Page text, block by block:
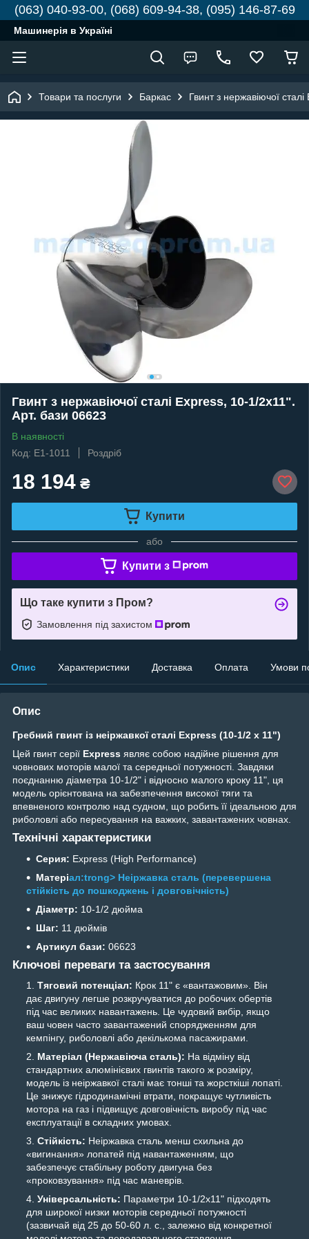
(063) 040-93-00, (068) 609-94-38, (095) 146-87-69
Машинерія в Україні
Товари та послуги Баркас Гвинт з нержавіючої
Гвинт з нержавіючої сталі Express, 10-1/2х11".
Арт. бази 06623
В наявності
Код: E1-1011
Роздріб
18 194 ₴
Купити
або
Купити з
Що таке купити з Пром?
Замовлення під захистом
Опис Характеристики Доставка Оплата Умови
Опис
Гребний гвинт із неіржавкої сталі Express (10-1/2 x 11")
Цей гвинт серії Express являє собою надійне рішення для
човнових моторів малої та середньої потужності. Завдяки
поєднанню діаметра 10-1/2" і відносно малого кроку 11", ця
модель орієнтована на забезпечення високої тяги та
впевненого контролю над судном, що робить її ідеальною для
риболовлі або пересування на важких, завантажених човнах.
Технічні характеристики
Серия: Express (High Performance)
Матеріал:trong> Неіржавка сталь (перевершена
стійкість до пошкоджень і довговічність)
Діаметр: 10-1/2 дюйма
Шаг: 11 дюймів
Артикул бази: 06623
Ключові переваги та застосування
Тяговий потенціал: Крок 11" є «вантажовим». Він
дає двигуну легше розкручуватися до робочих обертів
під час великих навантажень. Це чудовий вибір, якщо
ваш човен часто завантажений спорядженням для
кемпінгу, риболовлі або декількома пасажирами.
Матеріал (Нержавіюча сталь): На відміну від
стандартних алюмінієвих гвинтів такого ж розміру,
модель із неіржавкої сталі має тонші та жорсткіші лопаті.
Це знижує гідродинамічні втрати, покращує чутливість
мотора на газ і підвищує довговічність виробу під час
експлуатації в складних умовах.
Стійкість: Неіржавка сталь менш схильна до
«вигинання» лопатей під навантаженням, що
забезпечує стабільну роботу двигуна без
«проковзування» під час маневрів.
Універсальність: Параметри 10-1/2x11" підходять
для широкої низки моторів середньої потужності
(зазвичай від 25 до 50-60 л. с., залежно від конкретної